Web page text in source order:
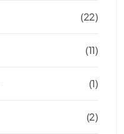
(22)
(11)
(1)
(2)